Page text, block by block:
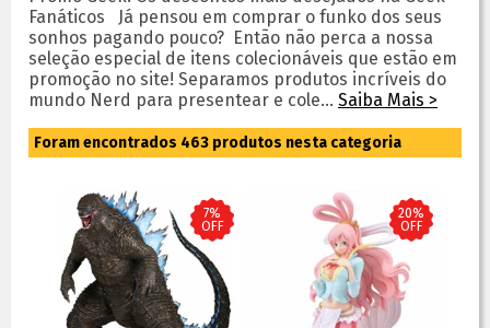
Fanáticos Já pensou em comprar o funko dos seus
sonhos pagando pouco? Então não perca a nossa
seleção especial de itens colecionáveis que estão em
promoção no site! Separamos produtos incríveis do
mundo Nerd para presentear e cole... Saiba Mais >
Foram encontrados 463 produtos nesta categoria
7%
OFF
20%
OFF